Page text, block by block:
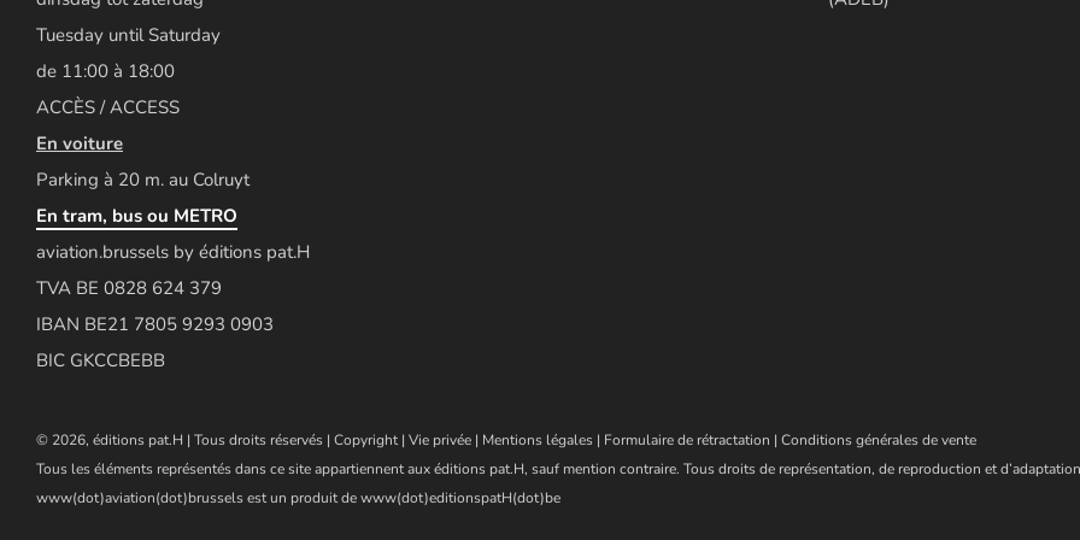
Tuesday until Saturday
de 11:00 à 18:00
ACCÈS / ACCESS
En voiture
Parking à 20 m. au Colruyt
En tram, bus ou METRO
aviation.brussels by éditions pat.H
TVA BE 0828 624 379
IBAN BE21 7805 9293 0903
BIC GKCCBEBB
© 2026, éditions pat.H | Tous droits réservés | Copyright| Vie privée | Mentions légales | Formulaire de rétractation | Conditions générales de vente
Tous les éléments représentés dans ce site appartiennent aux éditions pat.H, sauf mention contraire. Tous droits de représentation, de reproduction et
www(dot)aviation(dot)brussels est un produit de www(dot)editionspatH(dot)be